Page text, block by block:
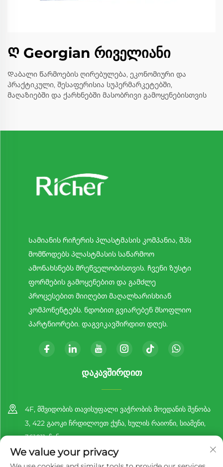
Ღ Georgian რიველიანი
Დაბალი წარმოების ღირებულება, ეკონომიური და
პრაქტიკული, შესაფერისია სუპერმარკეტებში,
მაღაზიებში და ქარხნებში მასობრივი გამოყენებისთვის
Სამიანის რიჩერის პლასტმასის კომპანია, შპს
მომწოდებს პლასტმასის საწარმოო
ამონახსნებს მრეწველობისთვის. ჩვენი ზუსტი
ფორმების გამოყენებით და გამძლე
პროცესებით მიიღებთ მაღალხარისხიან
კომპონენტებს. ნდობით გვიარებენ მსოფლიო
პარტნიორები. დაგვიკავშირდით დღეს.
ᲓᲐᲙᲐᲕᲨᲘᲠᲓᲘᲗ
4F, მშვიდობის თავისუფალი ვაჭრობის მოედანის შენობა
3, 422 გაოკი ჩრდილოეთ ქუჩა, ხულის რაიონი, სიამენი,
361011, ჩინეთი
+86-13860188777
We value your privacy